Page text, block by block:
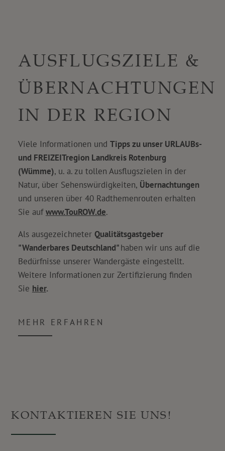
AUSFLUGSZIELE &
ÜBERNACHTUNGEN
IN DER REGION
Viele Informationen und Tipps zu unser URLAUBs-
und FREIZEITregion Landkreis Rotenburg
(Wümme), u. a. zu tollen Ausflugszielen in der
Natur, über Sehenswürdigkeiten, Übernachtungen
und unseren über 40 Radthemenrouten erhalten
Sie aufwww.TouROW.de.
Als ausgezeichneter Qualitätsgastgeber
"Wanderbares Deutschland"haben wir uns auf die
Bedürfnisse unserer Wandergäste eingestellt.
Weitere Informationen zur Zertifizierung finden
Sie hier.
MEHR ERFAHREN
KONTAKTIEREN SIE UNS!